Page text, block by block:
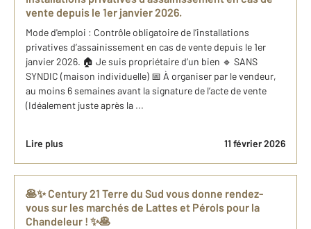
vente depuis le 1er janvier 2026.
Mode d'emploi : Contrôle obligatoire de l’installations
privatives d’assainissement en cas de vente depuis le 1er
janvier 2026. 🏠 Je suis propriétaire d’un bien 🔹 SANS
SYNDIC (maison individuelle) 📅 À organiser par le vendeur,
au moins 6 semaines avant la signature de l’acte de vente
(Idéalement juste après la ...
Lire plus 11 février 2026
🥞✨ Century 21 Terre du Sud vous donne rendez-
vous sur les marchés de Lattes et Pérols pour la
Chandeleur ! ✨🥞